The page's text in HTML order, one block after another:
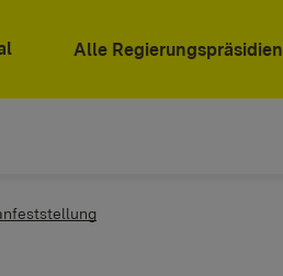
Alle Regierungspräsidien